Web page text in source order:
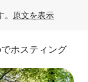
原文を表示
ホスティング